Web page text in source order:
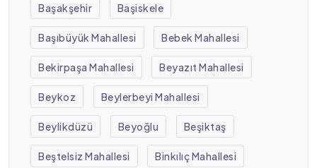
Başakşehir Başiskele
Başıbüyük Mahallesi Bebek Mahallesi
Bekirpaşa Mahallesi Beyazıt Mahallesi
Beykoz Beylerbeyi Mahallesi
Beylikdüzü Beyoğlu Beşiktaş
Beştelsiz Mahallesi Binkılıç Mahallesi